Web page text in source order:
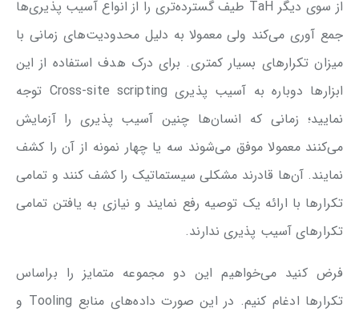
از سوی دیگر TaH طیف گسترده‌تری را از انواع آسیب پذیری‌ها
جمع آوری می‌کند ولی معمولا به دلیل محدودیت‌های زمانی با
میزان تکرار‌های بسیار کمتری. برای درک هدف استفاده از این
ابزارها دوباره به آسیب پذیری Cross-site scripting توجه
نمایید؛ زمانی که انسان‌ها چنین آسیب پذیری را آزمایش
می‌کنند معمولا موفق می‌شوند سه یا چهار نمونه از آن را کشف
نمایند. آن‌ها قادرند مشکلی سیستماتیک را کشف کنند و تمامی
تکرار‌ها با ارائه یک توصیه رفع نمایند و نیازی به یافتن تمامی
تکرارهای آسیب پذیری ندارند.
فرض کنید می‌خواهیم این دو مجموعه متمایز را براساس
تکرارها ادغام کنیم. در این صورت داده‌های منابع Tooling و